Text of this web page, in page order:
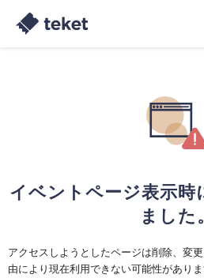
イベントページ表示時
ました。
アクセスしようとしたページは削除、変
由により現在利用できない可能性があり